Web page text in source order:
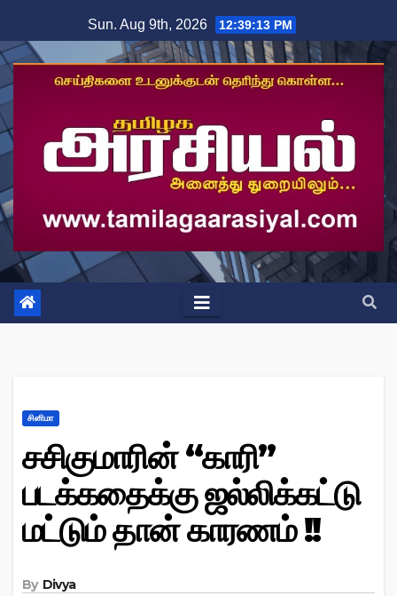
to
content
Sun. Aug 9th, 2026 12:39:15 PM
சினிமா
சசிகுமாரின் “காரி”
படக்கதைக்கு ஜல்லிக்கட்டு
மட்டும் தான் காரணம் !!
By Divya